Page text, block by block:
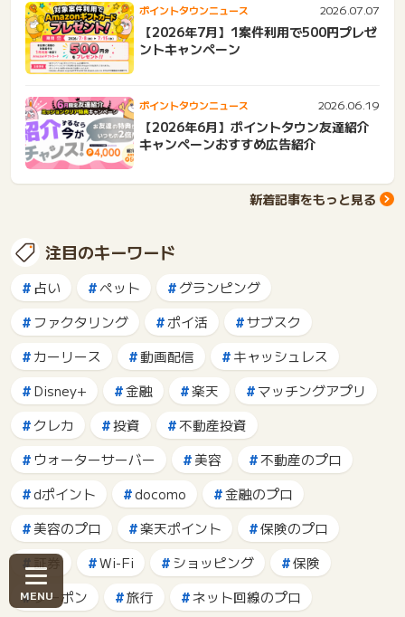
ポイントタウンニュース 2026.07.07
【2026年7月】1案件利用で500円プレゼ
ントキャンペーン
ポイントタウンニュース 2026.06.19
【2026年6月】ポイントタウン友達紹介
キャンペーンおすすめ広告紹介
新着記事をもっと見る
注目のキーワード
占い ペット
グランピング
ファクタリング
ポイ活
サブスク
カーリース
動画配信
キャッシュレス
Disney+
金融 楽天
マッチングアプリ
クレカ
投資
不動産投資
ウォーターサーバー
美容
不動産のプロ
dポイント
docomo
金融のプロ
美容のプロ
楽天ポイント
保険のプロ
証券
Wi-Fi ショッピング
保険
クーポン
旅行 ネット回線のプロ